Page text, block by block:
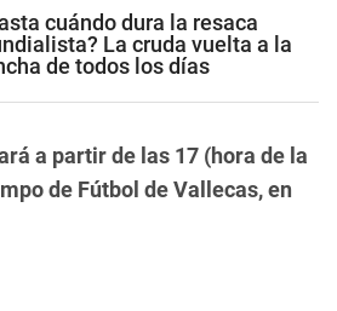
cuándo dura la resaca
La cruda vuelta a la
de todos los días
a partir de las 17 (hora de la
de Fútbol de Vallecas, en